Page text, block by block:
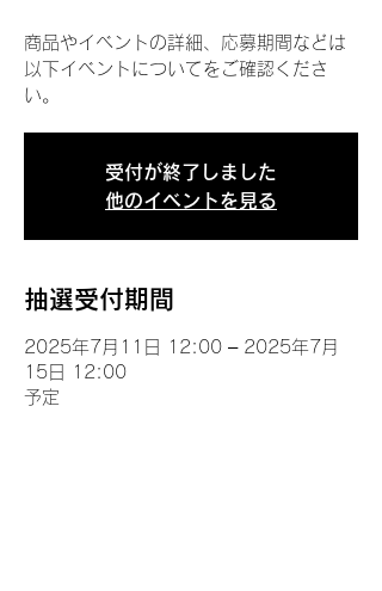
商品やイベントの詳細、応募期間などは
以下イベントについてをご確認くださ
い。
受付が終了しました
他のイベントを見る
抽選受付期間
2025年7月11日 12:00 – 2025年7月
15日 12:00
予定